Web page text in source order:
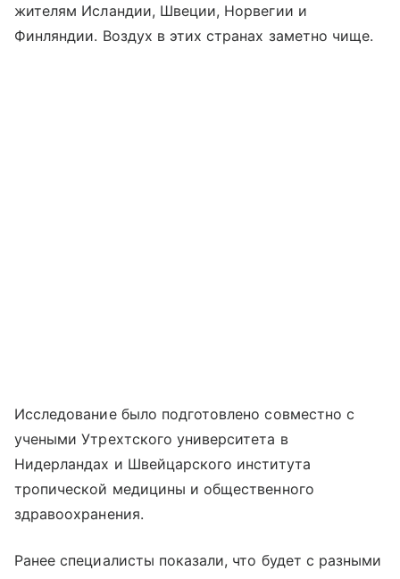
жителям Исландии, Швеции, Норвегии и
Финляндии. Воздух в этих странах заметно чище.
Исследование было подготовлено совместно с
учеными Утрехтского университета в
Нидерландах и Швейцарского института
тропической медицины и общественного
здравоохранения.
Ранее специалисты показали, что будет с разными